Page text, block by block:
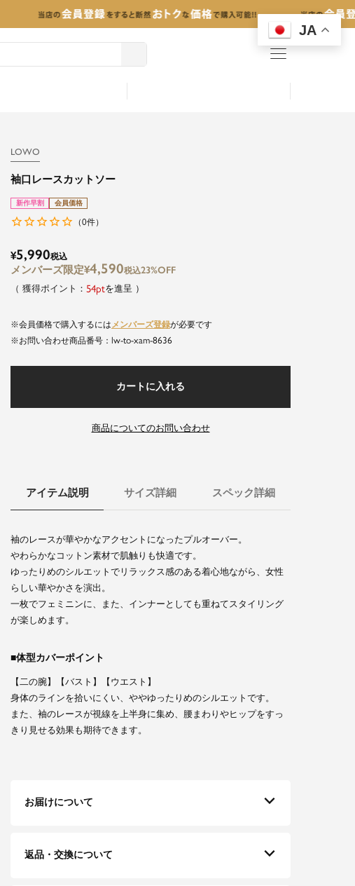
JA
menu
LOWO
袖口レースカットソー
新作早割 会員価格
（0件）
¥5,990税込
¥4,590税込23%OFF
54 を進呈
会員価格で購入するには メンバーズ登録が必要です
商品番号
lw-to-xam-8636
カートに入れる
商品についてのお問い合わせ
アイテム説明 サイズ詳細 スペック詳細
袖のレースが華やかなアクセントになったプルオーバー。
やわらかなコットン素材で肌触りも快適です。
ゆったりめのシルエットでリラックス感のある着心地ながら、女性
らしい華やかさを演出。
一枚でフェミニンに、また、インナーとしても重ねてスタイリング
が楽しめます。
体型カバーポイント
【二の腕】【バスト】【ウエスト】
身体のラインを拾いにくい、ややゆったりめのシルエットです。
また、袖のレースが視線を上半身に集め、腰まわりやヒップをすっ
きり見せる効果も期待できます。
お届けについて
返品・交換について